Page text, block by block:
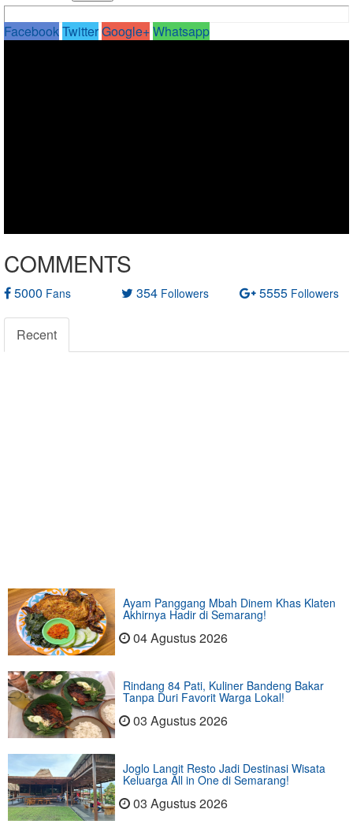
FacebookTwitterGoogle+Whatsapp
COMMENTS
5000 Fans 354 Followers 5555 Followers
Recent
Ayam Panggang Mbah Dinem Khas Klaten
Akhirnya Hadir di Semarang!
04 Agustus 2026
Rindang 84 Pati, Kuliner Bandeng Bakar
Tanpa Duri Favorit Warga Lokal!
03 Agustus 2026
Joglo Langit Resto Jadi Destinasi Wisata
Keluarga All in One di Semarang!
03 Agustus 2026